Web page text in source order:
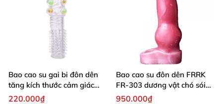
Bao cao su gai bi đôn dên
tăng kích thước cảm giác
mạnh
220.000₫
Bao cao su đôn dên FRRK
FR‑303 dương vật chó sói
có quai đeo siêu kích thích
950.000₫